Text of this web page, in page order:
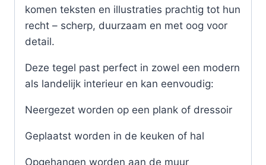
komen teksten en illustraties prachtig tot hun
recht – scherp, duurzaam en met oog voor
detail.
Deze tegel past perfect in zowel een modern
als landelijk interieur en kan eenvoudig:
Neergezet worden op een plank of dressoir
Geplaatst worden in de keuken of hal
Opgehangen worden aan de muur